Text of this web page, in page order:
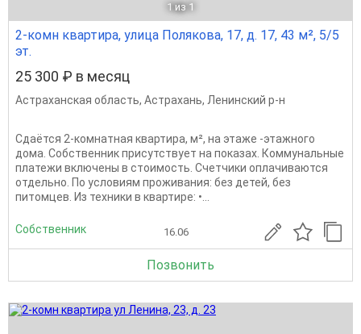
1 из 1
2-комн квартира, улица Полякова, 17, д. 17, 43 м², 5/5
эт.
25 300 ₽ в месяц
Астраханская область, Астрахань, Ленинский р-н
Сдаётся 2-комнатная квартира, м², на этаже -этажного
дома. Собственник присутствует на показах. Коммунальные
платежи включены в стоимость. Счетчики оплачиваются
отдельно. По условиям проживания: без детей, без
питомцев. Из техники в квартире: •...
Собственник 16.06
Позвонить